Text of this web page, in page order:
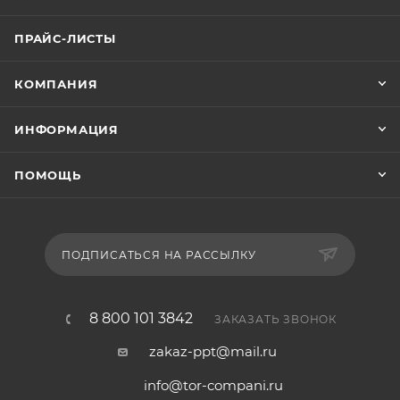
ПРАЙС-ЛИСТЫ
КОМПАНИЯ
ИНФОРМАЦИЯ
ПОМОЩЬ
ПОДПИСАТЬСЯ НА РАССЫЛКУ
8 800 101 3842 ЗАКАЗАТЬ ЗВОНОК
zakaz-ppt@mail.ru
info@tor-compani.ru